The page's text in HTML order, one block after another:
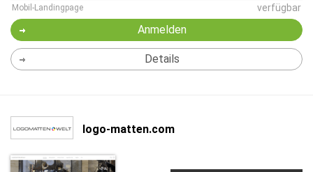
Mobil-Landingpage verfügbar
Anmelden
Details
logo-matten.com